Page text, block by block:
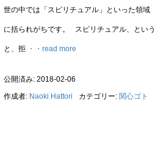
世の中では「スピリチュアル」といった領域
に括られがちです。 スピリチュアル、という
と、拒 ・・read more
公開済み: 2018-02-06
作成者: Naoki Hattori カテゴリー:関心ゴト